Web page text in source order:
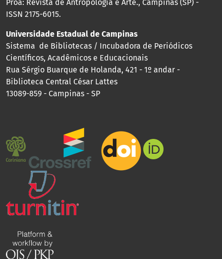
Proa: Revista de Antropologia e Arte., Campinas (SP) -
ISSN 2175-6015.
Universidade Estadual de Campinas
Sistema de Bibliotecas / Incubadora de Periódicos
Científicos, Acadêmicos e Educacionais
Rua Sérgio Buarque de Holanda, 421 - 1º andar -
Biblioteca Central César Lattes
13089-859 - Campinas - SP